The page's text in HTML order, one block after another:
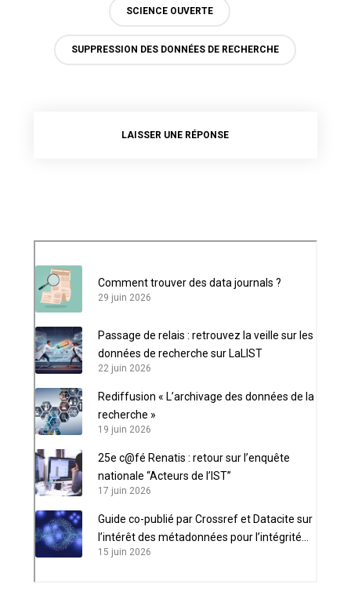
SCIENCE OUVERTE
SUPPRESSION DES DONNÉES DE RECHERCHE
LAISSER UNE RÉPONSE
Comment trouver des data journals ?
29 juin 2026
Passage de relais : retrouvez la veille sur les
données de recherche sur LaLIST
22 juin 2026
Rediffusion « L’archivage des données de la
recherche »
19 juin 2026
25e c@fé Renatis : retour sur l’enquête
nationale “Acteurs de l’IST”
17 juin 2026
Guide co-publié par Crossref et Datacite sur
l’intérêt des métadonnées pour l’intégrité
scientifique
15 juin 2026